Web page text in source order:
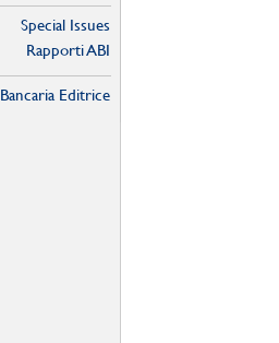
Special Issues
Rapporti ABI
Bancaria Editrice